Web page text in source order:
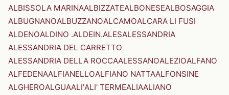
ALBISSOLA MARINAALBIZZATEALBONESEALBOSAGGIA
ALBUGNANOALBUZZANOALCAMOALCARA LI FUSI
ALDENOALDINO .ALDEIN.ALESALESSANDRIA
ALESSANDRIA DEL CARRETTO
ALESSANDRIA DELLA ROCCAALESSANOALEZIOALFANO
ALFEDENAALFIANELLOALFIANO NATTAALFONSINE
ALGHEROALGUAALI'ALI' TERMEALIAALIANO